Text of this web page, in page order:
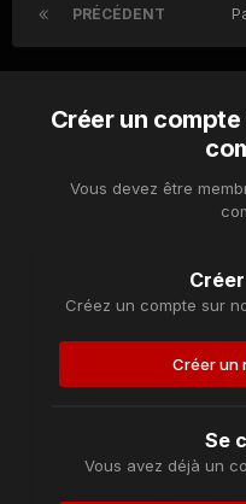
PRÉCÉDENT
Créer un
Vous devez être
Créez un compte sur
Créer un
Se
Vous avez déjà un